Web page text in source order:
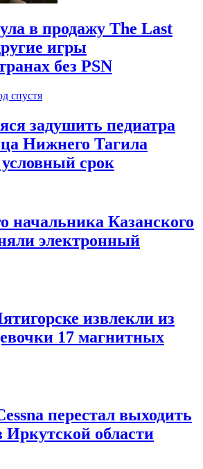
в продажу The Last
игры
без PSN
спустя
задушить педиатра
Нижнего Тагила
срок
начальника Казанского
электронный
извлекли из
17 магнитных
перестал выходить
Иркутской области